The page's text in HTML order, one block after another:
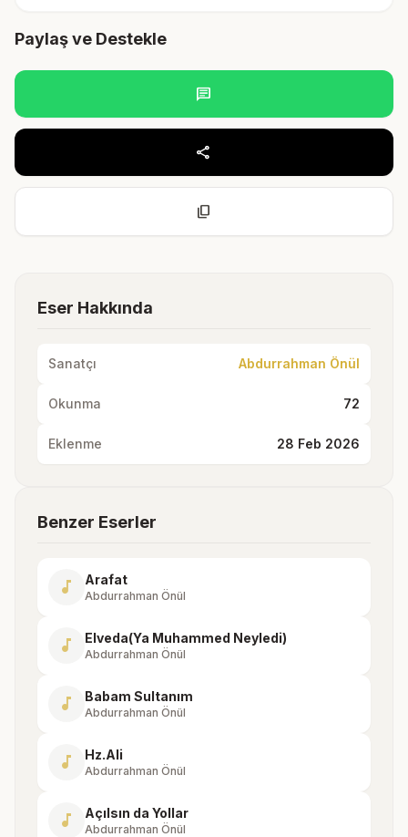
Paylaş ve Destekle
chat
share
content_copy
Eser Hakkında
Sanatçı Abdurrahman Önül
Okunma 72
Eklenme 28 Feb 2026
Benzer Eserler
music_note Arafat
Abdurrahman Önül
music_note Elveda(Ya Muhammed Neyledi)
Abdurrahman Önül
music_note Babam Sultanım
Abdurrahman Önül
music_note Hz.Ali
Abdurrahman Önül
music_note Açılsın da Yollar
Abdurrahman Önül